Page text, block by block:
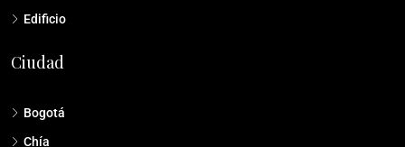
Edificio
Ciudad
Bogotá
Chía